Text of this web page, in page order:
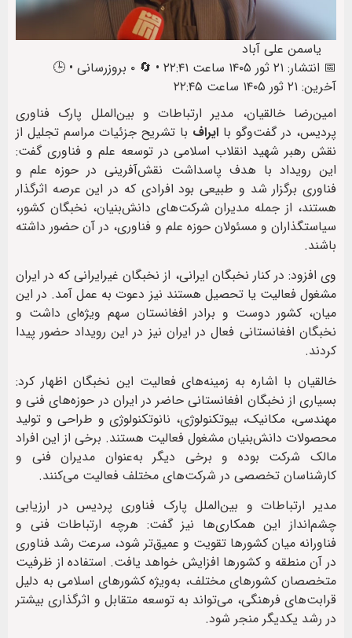
یاسمن علی آباد
📅 انتشار: ۲۱ ثور ۱۴۰۵ ساعت ۲۲:۴۱ • 🔄 ۰ بروزرسانی • 🕒
آخرین: ۲۱ ثور ۱۴۰۵ ساعت ۲۲:۴۵
امین‌رضا خالقیان، مدیر ارتباطات و بین‌الملل پارک فناوری
پردیس، در گفت‌وگو با ایراف با تشریح جزئیات مراسم تجلیل از
نقش رهبر شهید انقلاب اسلامی در توسعه علم و فناوری گفت:
این رویداد با هدف پاسداشت نقش‌آفرینی در حوزه علم و
فناوری برگزار شد و طبیعی بود افرادی که در این عرصه اثرگذار
هستند، از جمله مدیران شرکت‌های دانش‌بنیان، نخبگان کشور،
سیاستگذاران و مسئولان حوزه علم و فناوری، در آن حضور داشته
باشند.
وی افزود: در کنار نخبگان ایرانی، از نخبگان غیرایرانی که در ایران
مشغول فعالیت یا تحصیل هستند نیز دعوت به عمل آمد. در این
میان، کشور دوست و برادر افغانستان سهم ویژه‌ای داشت و
نخبگان افغانستانی فعال در ایران نیز در این رویداد حضور پیدا
کردند.
خالقیان با اشاره به زمینه‌های فعالیت این نخبگان اظهار کرد:
بسیاری از نخبگان افغانستانی حاضر در ایران در حوزه‌های فنی و
مهندسی، مکانیک، بیوتکنولوژی، نانوتکنولوژی و طراحی و تولید
محصولات دانش‌بنیان مشغول فعالیت هستند. برخی از این افراد
مالک شرکت بوده و برخی دیگر به‌عنوان مدیران فنی و
کارشناسان تخصصی در شرکت‌های مختلف فعالیت می‌کنند.
مدیر ارتباطات و بین‌الملل پارک فناوری پردیس در ارزیابی
چشم‌انداز این همکاری‌ها نیز گفت: هرچه ارتباطات فنی و
فناورانه میان کشورها تقویت و عمیق‌تر شود، سرعت رشد فناوری
در آن منطقه و کشورها افزایش خواهد یافت. استفاده از ظرفیت
متخصصان کشورهای مختلف، به‌ویژه کشورهای اسلامی به دلیل
قرابت‌های فرهنگی، می‌تواند به توسعه متقابل و اثرگذاری بیشتر
در رشد یکدیگر منجر شود.